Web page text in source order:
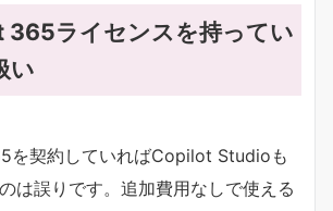
ライセンスを持ってい
い
を契約していればCopilot Studioも
は誤りです。追加費用なしで使える